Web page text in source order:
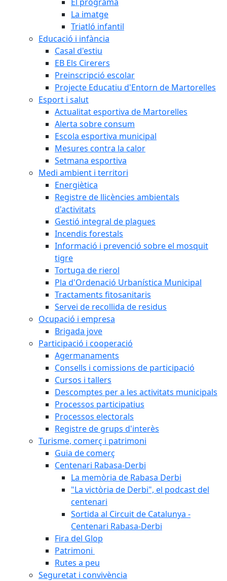
La imatge
Triatló infantil
Educació i infància
Casal d'estiu
EB Els Cirerers
Preinscripció escolar
Projecte Educatiu d'Entorn de Martorelles
Esport i salut
Actualitat esportiva de Martorelles
Alerta sobre consum
Escola esportiva municipal
Mesures contra la calor
Setmana esportiva
Medi ambient i territori
Energiètica
Registre de llicències ambientals
d'activitats
Gestió integral de plagues
Incendis forestals
Informació i prevenció sobre el mosquit
tigre
Tortuga de rierol
Pla d'Ordenació Urbanística Municipal
Tractaments fitosanitaris
Servei de recollida de residus
Ocupació i empresa
Brigada jove
Participació i cooperació
Agermanaments
Consells i comissions de participació
Cursos i tallers
Descomptes per a les activitats municipals
Processos participatius
Processos electorals
Registre de grups d'interès
Turisme, comerç i patrimoni
Guia de comerç
Centenari Rabasa-Derbi
La memòria de Rabasa Derbi
"La victòria de Derbi", el podcast del
centenari
Sortida al Circuit de Catalunya -
Centenari Rabasa-Derbi
Fira del Glop
Patrimoni
Rutes a peu
Seguretat i convivència